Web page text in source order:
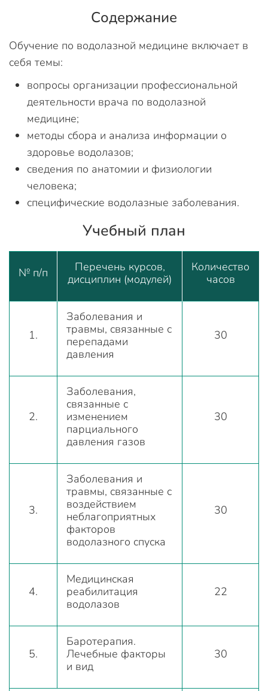
Содержание
Обучение по водолазной медицине включает в
себя темы:
вопросы организации профессиональной
деятельности врача по водолазной
медицине;
методы сбора и анализа информации о
здоровье водолазов;
сведения по анатомии и физиологии
человека;
специфические водолазные заболевания.
Учебный план
№ п/п
Перечень курсов,
дисциплин (модулей)
Количество
часов
1.
Заболевания и
травмы, связанные с
перепадами
давления
30
2.
Заболевания,
связанные с
изменением
парциального
давления газов
30
3.
Заболевания и
травмы, связанные с
воздействием
неблагоприятных
факторов
водолазного спуска
30
4.
Медицинская
реабилитация
водолазов
22
5.
Баротерапия.
Лечебные факторы
и вид
30